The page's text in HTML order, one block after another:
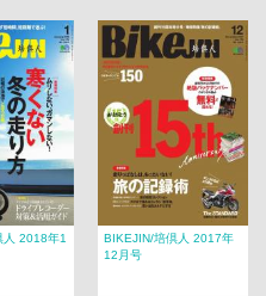
人 2018年1
BIKEJIN/培倶人 2017年
12月号